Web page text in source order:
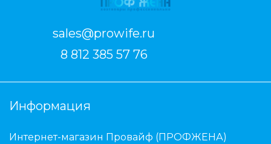
sales@prowife.ru
8 812 385 57 76
Информация
Интернет-магазин Провайф (ПРОФЖЕНА)